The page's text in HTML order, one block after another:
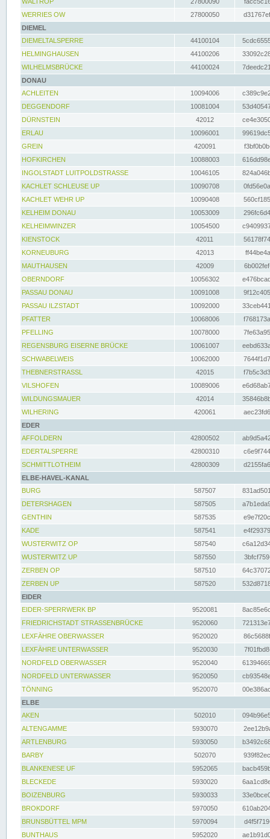
WERRIES OW
27800050
DIEMEL
DIEMELTALSPERRE
44100104
HELMINGHAUSEN
44100206
WILHELMSBRÜCKE
44100024
DONAU
ACHLEITEN
10094006
DEGGENDORF
10081004
DÜRNSTEIN
42012
ERLAU
10096001
GREIN
420091
HOFKIRCHEN
10088003
INGOLSTADT LUITPOLDSTRASSE
10046105
KACHLET SCHLEUSE UP
10090708
KACHLET WEHR UP
10090408
KELHEIM DONAU
10053009
KELHEIMWINZER
10054500
KIENSTOCK
42011
KORNEUBURG
42013
MAUTHAUSEN
42009
OBERNDORF
10056302
PASSAU DONAU
10091008
PASSAU ILZSTADT
10092000
PFATTER
10068006
PFELLING
10078000
REGENSBURG EISERNE BRÜCKE
10061007
SCHWABELWEIS
10062000
THEBNERSTRASSL
42015
VILSHOFEN
10089006
WILDUNGSMAUER
42014
WILHERING
420061
EDER
AFFOLDERN
42800502
EDERTALSPERRE
42800310
SCHMITTLOTHEIM
42800309
ELBE-HAVEL-KANAL
BURG
587507
DETERSHAGEN
587505
GENTHIN
587535
KADE
587541
WUSTERWITZ OP
587540
WUSTERWITZ UP
587550
ZERBEN OP
587510
ZERBEN UP
587520
EIDER
EIDER-SPERRWERK BP
9520081
FRIEDRICHSTADT STRASSENBRÜCKE
9520060
LEXFÄHRE OBERWASSER
9520020
LEXFÄHRE UNTERWASSER
9520030
NORDFELD OBERWASSER
9520040
NORDFELD UNTERWASSER
9520050
TÖNNING
9520070
ELBE
AKEN
502010
ALTENGAMME
5930070
ARTLENBURG
5930050
BARBY
502070
BLANKENESE UF
5952065
BLECKEDE
5930020
BOIZENBURG
5930033
BROKDORF
5970050
BRUNSBÜTTEL MPM
5970094
BUNTHAUS
5952020